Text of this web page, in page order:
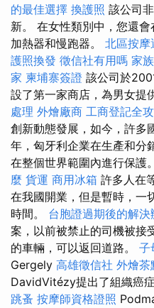
的最佳選擇 換護照 該公司
新。 在女性類別中，您還
加熱器和慢跑器。 北區按摩
護照換發 徵信社有用嗎 家
家 柬埔寨簽證 該公司於
設了第一家商店，為男女提
處理 外燴廠商 工商登記全
創新動態發展，如今，許多
年，匈牙利企業在生產和分
在整個世界範圍內進行保護。
麼 貨運 商用冰箱 許多人在
在我國開業，但是暫時，一
時間。 台胞證過期後的解決
案，以前被禁止的司機被接
的車輛，可以返回道路。 子
Gergely 高雄徵信社 外燴茶
DavidVitézy提出了組織癌症
跳蚤 按摩師資格證照